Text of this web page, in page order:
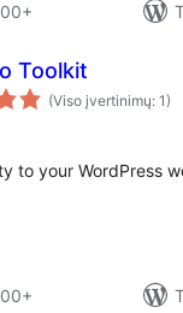
Toolkit
(Viso įvertinimų: 1)
to your WordPress